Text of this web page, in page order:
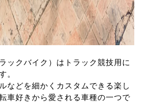
ックバイク）はトラック競技用に
。
などを細かくカスタムできる楽し
車好きから愛される車種の一つで